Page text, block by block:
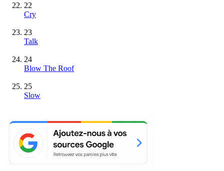
22
Cry
23
Talk
24
Blow The Roof
25
Slow